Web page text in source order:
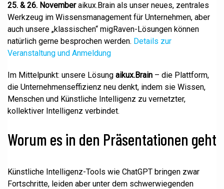
25. & 26. Novemberaikux.Brain als unser neues, zentrales
Werkzeug im Wissensmanagement für Unternehmen, aber
auch unsere „klassischen“ migRaven-Lösungen können
natürlich gerne besprochen werden. Details zur
Veranstaltung und Anmeldung
Im Mittelpunkt: unsere Lösung aikux.Brain – die Plattform,
die Unternehmenseffizienz neu denkt, indem sie Wissen,
Menschen und Künstliche Intelligenz zu vernetzter,
kollektiver Intelligenz verbindet.
Worum es in den Präsentationen geht
Künstliche Intelligenz-Tools wie ChatGPT bringen zwar
Fortschritte, leiden aber unter dem schwerwiegenden